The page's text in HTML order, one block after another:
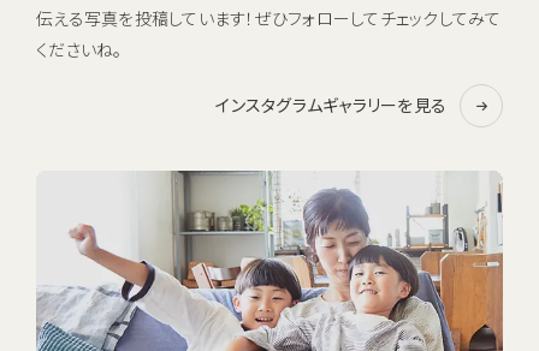
伝える写真を投稿しています！ぜひフォローしてチェックしてみて
くださいね。
インスタグラムギャラリーを見る